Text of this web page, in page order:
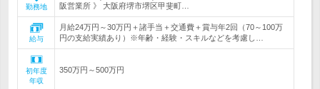
勤務地
阪営業所 》 大阪府堺市堺区甲斐町…
給与
月給24万円～30万円＋諸手当＋交通費＋賞与年2回（70～100万
円の支給実績あり）※年齢・経験・スキルなどを考慮し…
初年度
年収
350万円～500万円